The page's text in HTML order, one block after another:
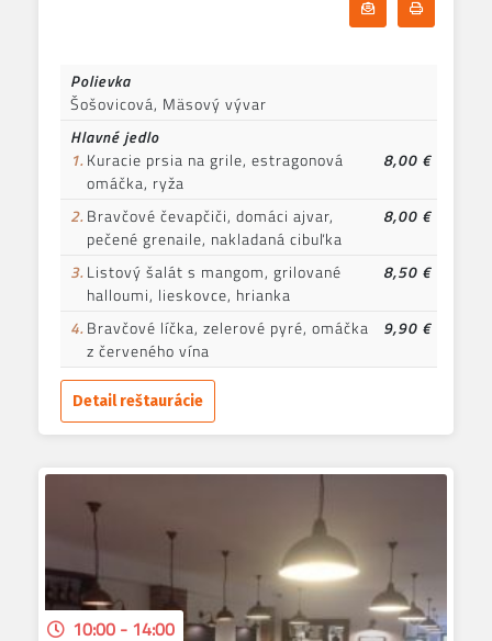
Odoberať
Polievka
Šošovicová, Mäsový vývar
Hlavné jedlo
1. Kuracie prsia na grile, estragonová
omáčka, ryža
8,00 €
2. Bravčové čevapčiči, domáci ajvar,
pečené grenaile, nakladaná cibuľka
8,00 €
3. Listový šalát s mangom, grilované
halloumi, lieskovce, hrianka
8,50 €
4. Bravčové líčka, zelerové pyré, omáčka
z červeného vína
9,90 €
Detail reštaurácie
10:00 - 14:00